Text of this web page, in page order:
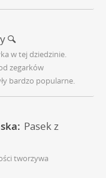
w tej dziedzinie.
zegarków
bardzo popularne.
Pasek z
tworzywa